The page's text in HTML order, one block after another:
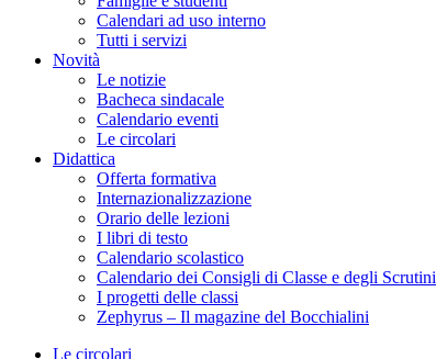
Calendari ad uso interno
Tutti i servizi
Novità
Le notizie
Bacheca sindacale
Calendario eventi
Le circolari
Didattica
Offerta formativa
Internazionalizzazione
Orario delle lezioni
I libri di testo
Calendario scolastico
Calendario dei Consigli di Classe e degli Scrutini
I progetti delle classi
Zephyrus – Il magazine del Bocchialini
Le circolari